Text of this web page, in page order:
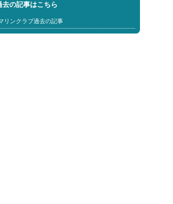
去の記事はこちら
リンクラブ過去の記事